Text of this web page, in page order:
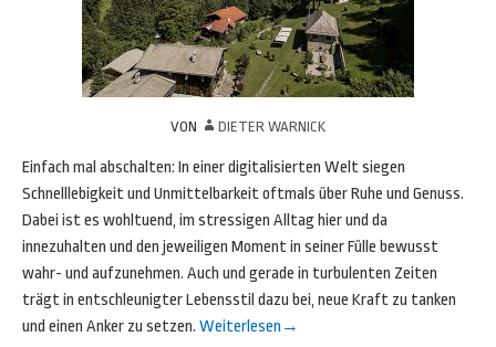
VON DIETER WARNICK
Einfach mal abschalten: In einer digitalisierten Welt siegen
Schnelllebigkeit und Unmittelbarkeit oftmals über Ruhe und Genuss.
Dabei ist es wohltuend, im stressigen Alltag hier und da
innezuhalten und den jeweiligen Moment in seiner Fülle bewusst
wahr- und aufzunehmen. Auch und gerade in turbulenten Zeiten
trägt in entschleunigter Lebensstil dazu bei, neue Kraft zu tanken
und einen Anker zu setzen. Weiterlesen →